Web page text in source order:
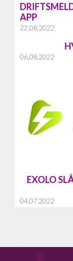
APP
22.08.2022
06.08.2022
EXOLO
04.07.2022